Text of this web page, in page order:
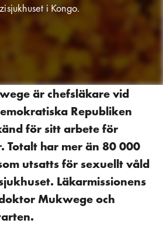
i Kongo.
är chefsläkare vid
Republiken
för sitt arbete för
har mer än 80 000
utsatts för sexuellt våld
Läkarmissionens
Mukwege och